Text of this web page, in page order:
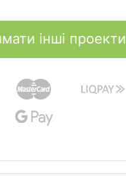
інші проекти